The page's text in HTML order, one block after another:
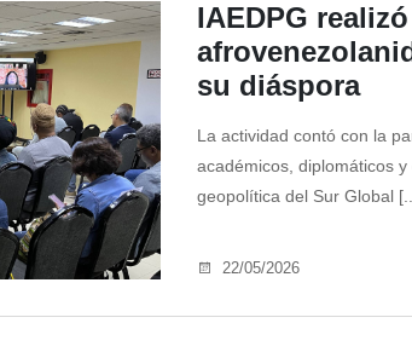
IAEDPG
su diáspora
La actividad contó con la
académicos, diplomáticos
geopolítica del Sur Global
22/05/2026